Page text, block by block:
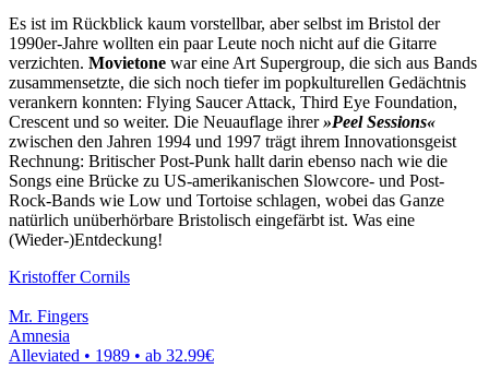
Es ist im Rückblick kaum vorstellbar, aber selbst im Bristol der
1990er-Jahre wollten ein paar Leute noch nicht auf die Gitarre
verzichten. Movietone war eine Art Supergroup, die sich aus Bands
zusammensetzte, die sich noch tiefer im popkulturellen Gedächtnis
verankern konnten: Flying Saucer Attack, Third Eye Foundation,
Crescent und so weiter. Die Neuauflage ihrer»Peel Sessions«
zwischen den Jahren 1994 und 1997 trägt ihrem Innovationsgeist
Rechnung: Britischer Post-Punk hallt darin ebenso nach wie die
Songs eine Brücke zu US-amerikanischen Slowcore- und Post-
Rock-Bands wie Low und Tortoise schlagen, wobei das Ganze
natürlich unüberhörbare Bristolisch eingefärbt ist. Was eine
(Wieder-)Entdeckung!
Kristoffer Cornils
Mr. Fingers
Amnesia
Alleviated • 1989 • ab 32.99€